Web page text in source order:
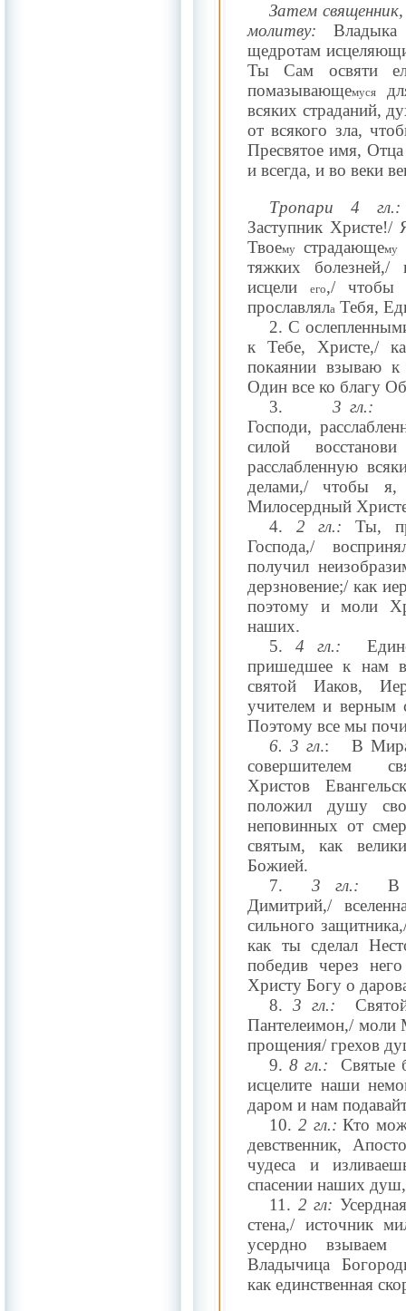
Затем священник,
молитву:
Владыка
щедротам
Ты Сам освяти
помазывающемуся
всяких страданий,
от всякого зла,
Пресвятое имя,
и всегда, и во веки
Тропари 4 гл.:
Заступник
Твоему страдающему
тяжких
исцелиего,/ чтобы
прославляла Тебя,
2. С
к Тебе, Христе,/
покаянии взываю
Один все ко благу
3.
3 гл.:
Господи,
силой
расслабленную
делами,/ чтобы я,
Милосердный
4. 2 гл.: Ты,
Господа,/
получил
дерзновение;/ как
поэтому и моли
наших.
5.4 гл.:
пришедшее к нам в
святой Иаков,
учителем и верным
Поэтому все мы
6. 3 гл.:
В
совершителем
Христов
положил душу
неповинных от
святым, как
Божией.
7.
3 гл.:
В
Димитрий,/
сильного
как ты сделал
победив через
Христу Богу о
8. 3 гл.:
Пантелеимон,/ моли
прощения/ грехов
9.8 гл.:
Святые
исцелите наши
даром и нам
10. 2 гл.: Кто
девственник,
чудеса и
спасении наших
11. 2 гл:
стена,/ источник
усердно
Владычица
как единственная